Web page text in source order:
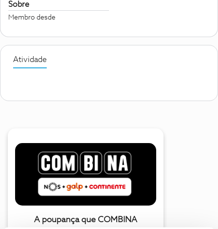
Sobre
Membro desde
Atividade
A poupança que COMBINA